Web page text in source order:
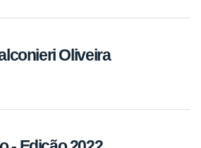
Oliveira